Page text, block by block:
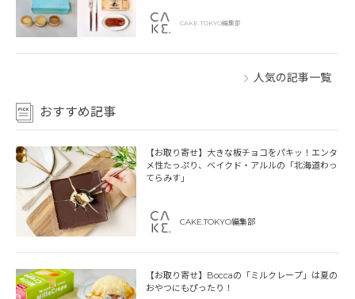
CAKE.TOKYO編集部
人気の記事一覧
おすすめ記事
【お取り寄せ】大きな板チョコをパキッ！エンタ
メ性たっぷり、ベイクド・アルルの「北海道わっ
てらみす」
CAKE.TOKYO編集部
【お取り寄せ】Boccaの「ミルクレープ」は夏の
おやつにもぴったり！